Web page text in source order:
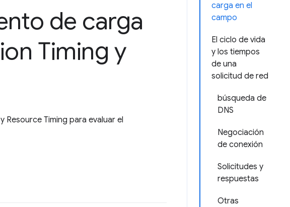
carga en el
campo
El ciclo de vida
y los tiempos
de una
solicitud de red
búsqueda de
DNS
Negociación
de conexión
Solicitudes y
respuestas
Otras
de carga
Timing y
Resource Timing para evaluar el